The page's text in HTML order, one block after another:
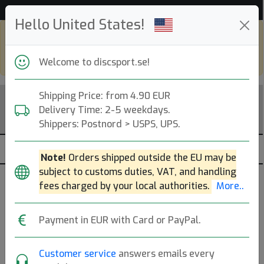
Hello United States!
Welcome to discsport.se!
Shipping Price: from 4.90 EUR
Delivery Time: 2-5 weekdays.
Shippers: Postnord > USPS, UPS.
Note! Orders shipped outside the EU may be
subject to customs duties, VAT, and handling
fees charged by your local authorities. More..
Payment in EUR with Card or PayPal.
Customer service answers emails every
go todiscsport.com
Discgolfväskor - Dynamic Discs
Axelväskor / Starter Bags (6-12 discar).
Axelväskor Träningsväskor Axelremmar